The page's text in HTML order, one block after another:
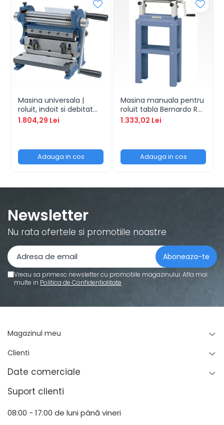
Masina universala |
roluit, indoit si debitat
tabla | 3 in 1 - 200
1.804,29 Lei
Adauga in cos
Masina manuala pentru
roluit tabla Bernardo RM
305
1.333,02 Lei
Adauga in cos
Newsletter
Nu rata ofertele si promotiile noastre
Vreau sa primesc newsletter cu promotiile magazinului. Afla mai
multe in Politica de Confidentialitate
Magazinul meu
Clienti
Date comerciale
Suport clienti
08:00 - 17:00 de luni până vineri